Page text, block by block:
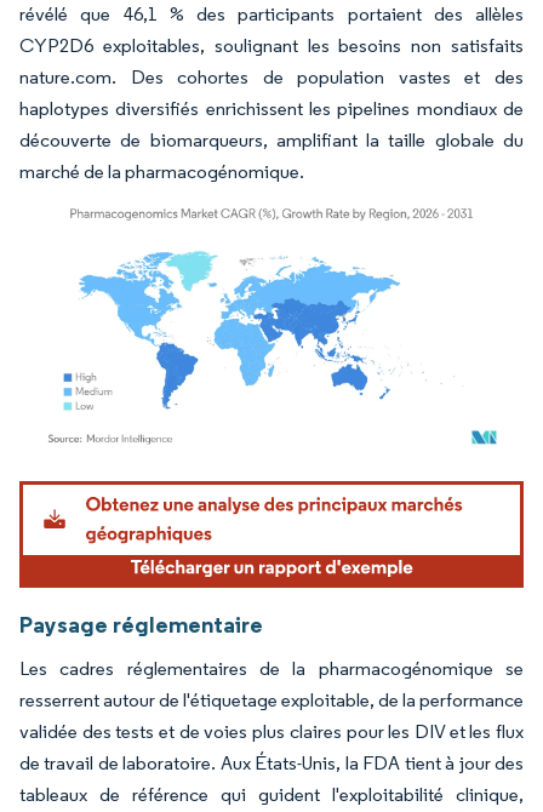
révélé que 46,1 % des participants portaient des allèles
CYP2D6 exploitables, soulignant les besoins non satisfaits
nature.com. Des cohortes de population vastes et des
haplotypes diversifiés enrichissent les pipelines mondiaux de
découverte de biomarqueurs, amplifiant la taille globale du
marché de la pharmacogénomique.
Image © Mordor Intelligence. La réutilisation nécessite une attribution sous CC BY
Paysage réglementaire
Les cadres réglementaires de la pharmacogénomique se
resserrent autour de l'étiquetage exploitable, de la performance
validée des tests et de voies plus claires pour les DIV et les flux
de travail de laboratoire. Aux États-Unis, la FDA tient à jour des
tableaux de référence qui guident l'exploitabilité clinique,